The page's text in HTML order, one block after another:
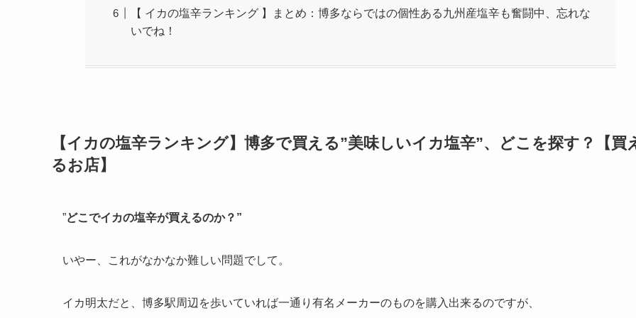
【 イカの塩辛ランキング 】まとめ：博多ならではの個性ある九州産塩辛も奮闘中、忘れな
いでね！
【イカの塩辛ランキング】博多で買える”美味しいイカ塩辛”、どこを探す？【買
るお店】
”どこでイカの塩辛が買えるのか？”
いやー、これがなかなか難しい問題でして。
イカ明太だと、博多駅周辺を歩いていれば一通り有名メーカーのものを購入出来るのですが、